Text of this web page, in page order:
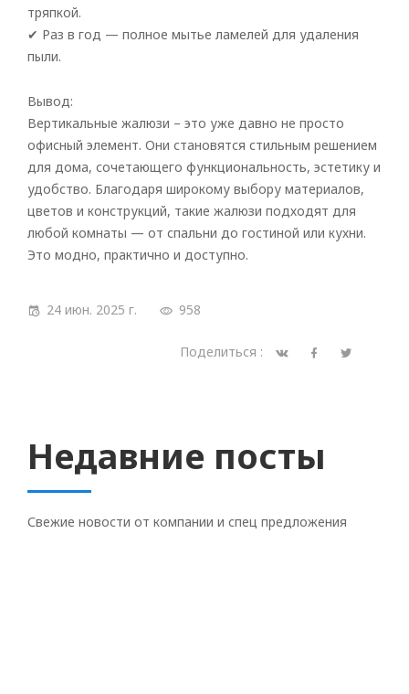
тряпкой.
✔ Раз в год — полное мытье ламелей для удаления
пыли.
Вывод:
Вертикальные жалюзи – это уже давно не просто
офисный элемент. Они становятся стильным решением
для дома, сочетающего функциональность, эстетику и
удобство. Благодаря широкому выбору материалов,
цветов и конструкций, такие жалюзи подходят для
любой комнаты — от спальни до гостиной или кухни.
Это модно, практично и доступно.
24 июн. 2025 г. 958
Поделиться :
Недавние посты
Свежие новости от компании и спец предложения